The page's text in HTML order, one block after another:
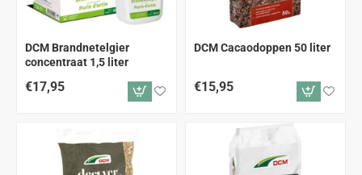
DCM Brandnetelgier
concentraat 1,5 liter
€17,95
DCM Cacaodoppen 50 liter
€15,95